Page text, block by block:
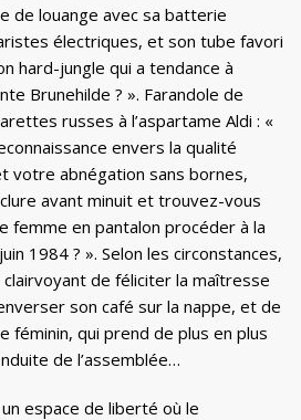
de louange avec sa batterie
électriques, et son tube favori
hard-jungle qui a tendance à
Brunehilde ? ». Farandole de
russes à l’aspartame Aldi : «
envers la qualité
votre abnégation sans bornes,
avant minuit et trouvez-vous
femme en pantalon procéder à la
1984 ? ». Selon les circonstances,
de féliciter la maîtresse
son café sur la nappe, et de
féminin, qui prend de plus en plus
de l’assemblée…
un espace de liberté où le